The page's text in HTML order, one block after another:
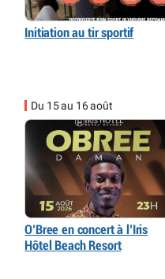
Initiation au tir sportif
Du 15 au 16 août
O’Bree en concert à l’Iris
Hôtel Beach Resort